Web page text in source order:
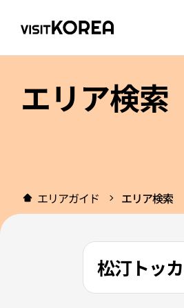
エリア検索
エリアガイド エリア検索
松汀トッ